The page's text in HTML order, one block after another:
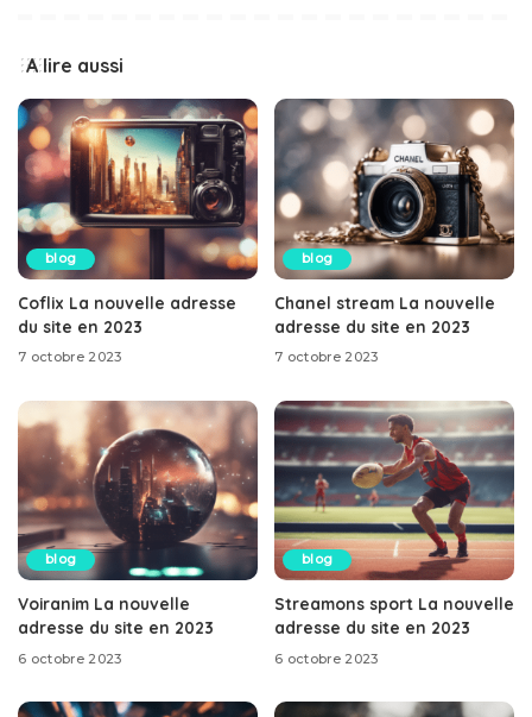
A lire aussi
blog
Coflix La nouvelle adresse
du site en 2023
7 octobre 2023
blog
Chanel stream La nouvelle
adresse du site en 2023
7 octobre 2023
blog
Voiranim La nouvelle
adresse du site en 2023
6 octobre 2023
blog
Streamons sport La nouvelle
adresse du site en 2023
6 octobre 2023